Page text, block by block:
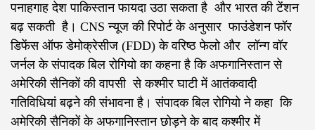
पनाहगाह देश पाकिस्तान फायदा उठा सकता है और भारत की टेंशन
बढ़ सकती है। CNS न्यूज की रिपोर्ट के अनुसार फाउंडेशन फॉर
डिफेंस ऑफ डेमोक्रेसीज (FDD) के वरिष्ठ फेलो और लॉन्ग वॉर
जर्नल के संपादक बिल रोगियो का कहना है कि अफगानिस्तान से
अमेरिकी सैनिकों की वापसी से कश्मीर घाटी में आतंकवादी
गतिविधियां बढ़ने की संभावना है। संपादक बिल रोगियो ने कहा कि
अमेरिकी सैनिकों के अफगानिस्तान छोड़ने के बाद कश्मीर में